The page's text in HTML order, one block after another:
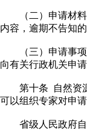
（二）申请材料
内容，逾期不告知
（三）申请事项
向有关行政机关申请
第十条 自然资源
可以组织专家对申
省级人民政府自